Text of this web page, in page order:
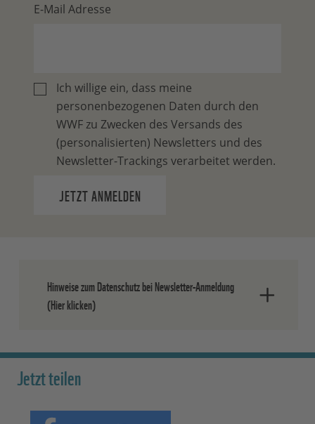
E-Mail Adresse
Ich willige ein, dass meine
personenbezogenen Daten durch den
WWF zu Zwecken des Versands des
(personalisierten) Newsletters und des
Newsletter-Trackings verarbeitet werden.
JETZT ANMELDEN
Hinweise zum Datenschutz bei Newsletter-Anmeldung
(Hier klicken)
Nach dem Absenden der Daten senden
wir Ihnen eine E-Mail, in der Sie die
Anmeldung bestätigen müssen.
Ihre Einwilligung können Sie jederzeit
Jetzt teilen